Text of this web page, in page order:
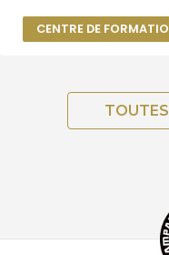
CENTRE DE